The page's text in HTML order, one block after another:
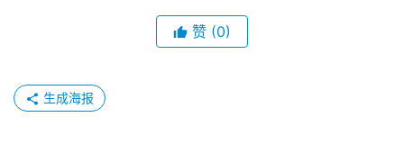
赞 (0)
生成海报